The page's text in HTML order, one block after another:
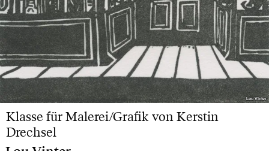
Lou Vinter
Lou Vinter
Klasse für Malerei/Grafik von Kerstin
Drechsel